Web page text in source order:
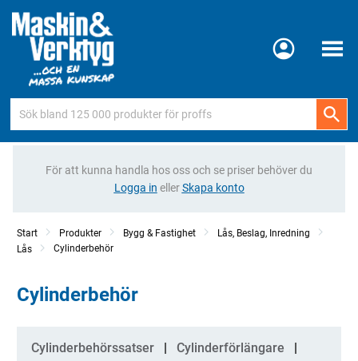
Meny
För att kunna handla hos oss och se priser behöver du
Logga in ellerSkapa konto
Start Produkter Bygg & Fastighet
Lås, Beslag, Inredning
Lås
Cylinderbehör
Cylinderbehör
Kategorier
Cylinderbehörssatser Cylinderförlängare